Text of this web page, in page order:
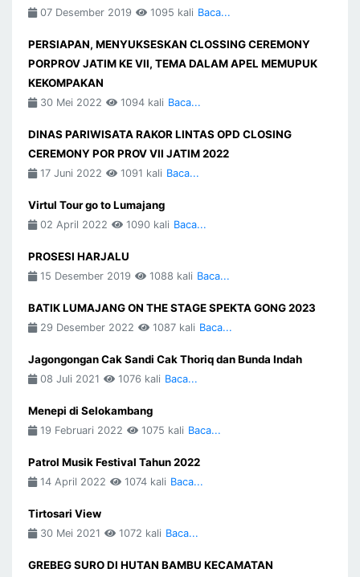
07 Desember 2019 1095 kali Baca...
PERSIAPAN, MENYUKSESKAN CLOSSING CEREMONY
PORPROV JATIM KE VII, TEMA DALAM APEL MEMUPUK
KEKOMPAKAN
30 Mei 2022 1094 kali Baca...
DINAS PARIWISATA RAKOR LINTAS OPD CLOSING
CEREMONY POR PROV VII JATIM 2022
17 Juni 2022 1091 kali Baca...
Virtul Tour go to Lumajang
02 April 2022 1090 kali Baca...
PROSESI HARJALU
15 Desember 2019 1088 kali Baca...
BATIK LUMAJANG ON THE STAGE SPEKTA GONG 2023
29 Desember 2022 1087 kali Baca...
Jagongongan Cak Sandi Cak Thoriq dan Bunda Indah
08 Juli 2021 1076 kali Baca...
Menepi di Selokambang
19 Februari 2022 1075 kali Baca...
Patrol Musik Festival Tahun 2022
14 April 2022 1074 kali Baca...
Tirtosari View
30 Mei 2021 1072 kali Baca...
GREBEG SURO DI HUTAN BAMBU KECAMATAN